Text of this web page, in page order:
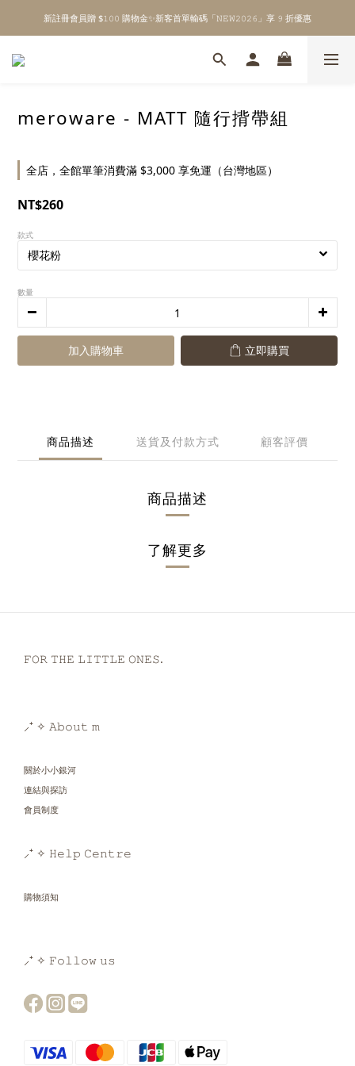
\ Welcome to 𝙻𝚒𝚝𝚝𝚕𝚎 𝙼𝚒𝚕𝚔𝚢 𝚆𝚊𝚢  ✨ For the Little Ones. /
新註冊會員贈 $𝟷𝟶𝟶 購物金✨新客首單輸碼「𝙽𝙴𝚆𝟸𝟶𝟸𝟼」享 𝟿 折優惠
全館單筆消費滿 $𝟹𝟶𝟶𝟶 即享免運 ⸝⁺ ✧ 台灣地區限定
meroware - MATT 隨行揹帶組
全店，全館單筆消費滿 $3,000 享免運（台灣地區）
NT$260
款式
數量
加入購物車 立即購買
商品描述 送貨及付款方式 顧客評價
商品描述
了解更多
𝙵𝙾𝚁 𝚃𝙷𝙴 𝙻𝙸𝚃𝚃𝙻𝙴 𝙾𝙽𝙴𝚂.
⸝⁺ ✧ 𝙰𝚋𝚘𝚞𝚝 𝚖
關於小小銀河
連結與探訪
會員制度
⸝⁺ ✧ 𝙷𝚎𝚕𝚙 𝙲𝚎𝚗𝚝𝚛𝚎
購物須知
⸝⁺ ✧ 𝙵𝚘𝚕𝚕𝚘𝚠 𝚞𝚜